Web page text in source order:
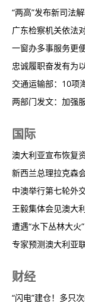
“两高”发布新司法
广东检察机关依法
一窗办多事服务更
忠诚履职奋发有为
展
交通运输部：10项
两部门发文：加强
人才留下来产业强起
以法治助力提信心
北京园博园春色烂
赠与还是借款？微
中国海警局新闻发
2024年大中城市联
国家林草局加强森
“闻着粮食香，是我
新疆等地有雨雪天
国际
澳大利亚宣布恢复
新西兰总理拉克森
中澳举行第七轮外
王毅集体会见澳大
遭遇“水下丛林大
专家预测澳大利亚
王毅会见澳大利亚
王毅同澳大利亚工
财经
“闪电”建仓！多只